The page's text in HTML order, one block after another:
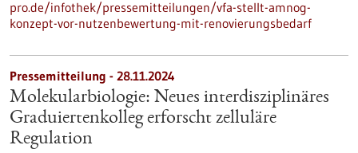
pro.de/infothek/pressemitteilungen/vfa-stellt-amnog-
konzept-vor-nutzenbewertung-mit-renovierungsbedarf
Pressemitteilung - 28.11.2024
Molekularbiologie: Neues interdisziplinäres
Graduiertenkolleg erforscht zelluläre
Regulation